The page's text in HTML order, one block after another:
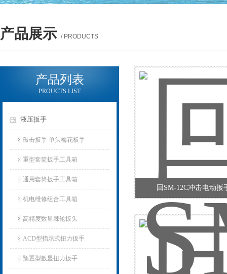
产品展示 / PRODUCTS
产品列表
PROUCTS LIST
液压扳手
敲击扳手 单头梅花板手
重型套筒扳手工具箱
通用套筒扳手工具箱
机电维修组合工具箱
高精度数显棘轮扳头
ACD型指示式扭力扳手
预置型数显扭力扳手
回SM-12C冲击电动扳